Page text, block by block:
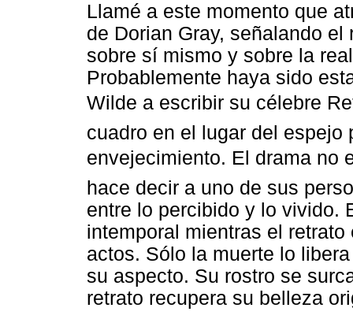
Llamé a este momento que
de Dorian Gray, señalando
sobre sí mismo y sobre la
Probablemente haya sido
Wilde a escribir su célebre
cuadro en el lugar del espejo
envejecimiento. El drama no
hace decir a uno de sus
entre lo percibido y lo vivido.
intemporal mientras el
actos. Sólo la muerte lo
su aspecto. Su rostro se
retrato recupera su belleza